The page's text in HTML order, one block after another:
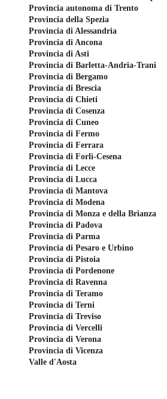
Provincia autonoma di Trento
Provincia della Spezia
Provincia di Alessandria
Provincia di Ancona
Provincia di Asti
Provincia di Barletta-Andria-Trani
Provincia di Bergamo
Provincia di Brescia
Provincia di Chieti
Provincia di Cosenza
Provincia di Cuneo
Provincia di Fermo
Provincia di Ferrara
Provincia di Forlì-Cesena
Provincia di Lecce
Provincia di Lucca
Provincia di Mantova
Provincia di Modena
Provincia di Monza e della Brianza
Provincia di Padova
Provincia di Parma
Provincia di Pesaro e Urbino
Provincia di Pistoia
Provincia di Pordenone
Provincia di Ravenna
Provincia di Teramo
Provincia di Terni
Provincia di Treviso
Provincia di Vercelli
Provincia di Verona
Provincia di Vicenza
Valle d'Aosta